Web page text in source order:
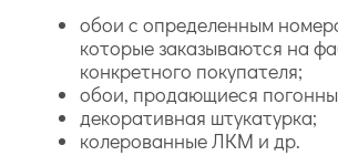
обои с определенным
которые заказываются на
конкретного покупателя;
обои, продающиеся
декоративная штукатурка;
колерованные ЛКМ и др.